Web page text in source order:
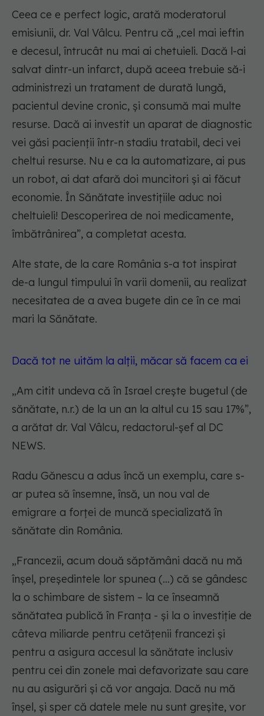
Ceea ce e perfect logic, arată moderatorul
emisiunii, dr. Val Vâlcu. Pentru că „cel mai ieftin
e decesul, întrucât nu mai ai chetuieli. Dacă l-ai
salvat dintr-un infarct, după aceea trebuie să-i
administrezi un tratament de durată lungă,
pacientul devine cronic, și consumă mai multe
resurse. Dacă ai investit un aparat de diagnostic
vei găsi pacienții într-n stadiu tratabil, deci vei
cheltui resurse. Nu e ca la automatizare, ai pus
un robot, ai dat afară doi muncitori și ai făcut
economie. În Sănătate investițiile aduc noi
cheltuieli! Descoperirea de noi medicamente,
îmbătrânirea”, a completat acesta.
Alte state, de la care România s-a tot inspirat
de-a lungul timpului în varii domenii, au realizat
necesitatea de a avea bugete din ce în ce mai
mari la Sănătate.
Dacă tot ne uităm la alții, măcar să facem ca ei
„Am citit undeva că în Israel crește bugetul (de
sănătate, n.r.) de la un an la altul cu 15 sau 17%”,
a arătat dr. Val Vâlcu, redactorul-șef al DC
NEWS.
Radu Gănescu a adus încă un exemplu, care s-
ar putea să însemne, însă, un nou val de
emigrare a forței de muncă specializată în
sănătate din România.
„Francezii, acum două săptămâni dacă nu mă
înșel, președintele lor spunea (...) că se gândesc
la o schimbare de sistem – la ce înseamnă
sănătatea publică în Franța - și la o investiție de
câteva miliarde pentru cetățenii francezi și
pentru a asigura accesul la sănătate inclusiv
pentru cei din zonele mai defavorizate sau care
nu au asigurări și că vor angaja. Dacă nu mă
înșel, și sper că datele mele nu sunt greșite, vor